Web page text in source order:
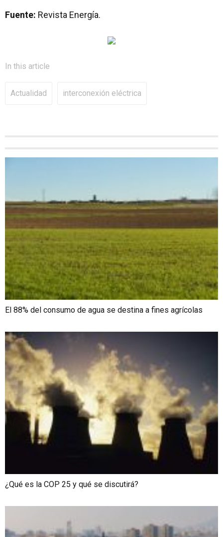
Fuente: Revista Energía.
In this article
Actualidad interconexión eléctrica
El 88% del consumo de agua se destina a fines agrícolas
¿Qué es la COP 25 y qué se discutirá?